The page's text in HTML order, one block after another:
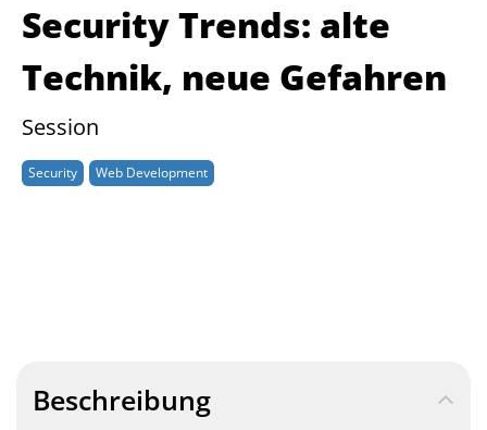
Security Trends: alte
Technik, neue Gefahren
Session
Security Web Development
Beschreibung